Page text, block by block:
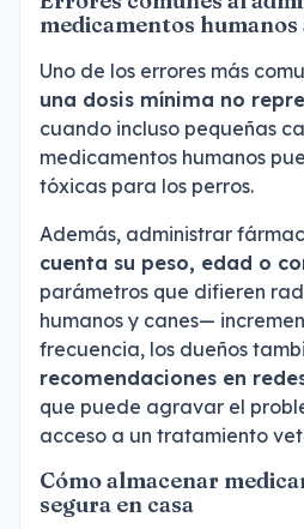
medicamentos humanos
Uno de los errores más
una dosis mínima no
cuando incluso pequeñas
medicamentos humanos
tóxicas para los perros.
Además, administrar
cuenta su peso, edad o
parámetros que difieren
humanos y canes—
frecuencia, los dueños
recomendaciones en
que puede agravar el
acceso a un tratamiento
Cómo almacenar
segura en casa